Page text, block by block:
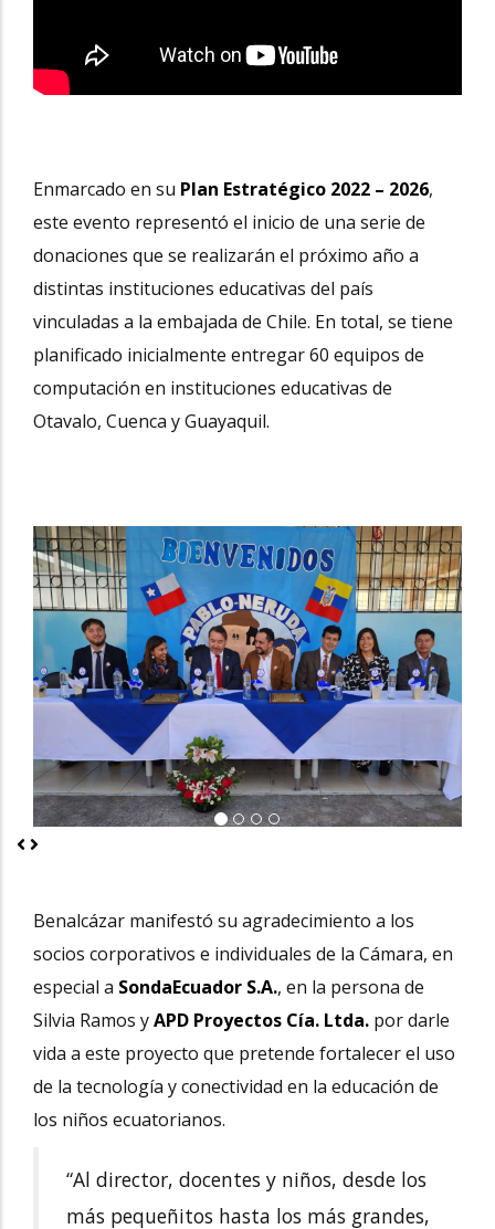
Enmarcado en su Plan Estratégico 2022 – 2026,
este evento representó el inicio de una serie de
donaciones que se realizarán el próximo año a
distintas instituciones educativas del país
vinculadas a la embajada de Chile. En total, se tiene
planificado inicialmente entregar 60 equipos de
computación en instituciones educativas de
Otavalo, Cuenca y Guayaquil.
Previous
Benalcázar manifestó su agradecimiento a los
socios corporativos e individuales de la Cámara, en
especial a SondaEcuador S.A., en la persona de
Silvia Ramos yAPD Proyectos Cía. Ltda. por darle
vida a este proyecto que pretende fortalecer el uso
de la tecnología y conectividad en la educación de
los niños ecuatorianos.
“Al director, docentes y niños, desde los
más pequeñitos hasta los más grandes,